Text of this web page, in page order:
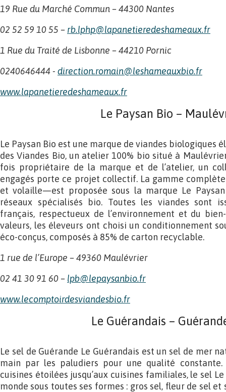
19 Rue du Marché Commun – 44300 Nantes
02 52 59 10 55 – rb.lphp@lapanetieredeshameaux.fr
1 Rue du Traité de Lisbonne – 44210 Pornic
0240646444 - direction.romain@leshameauxbio.fr
www.lapanetieredeshameaux.fr
Le Paysan Bio –
Le Paysan Bio est une marque de viandes biologiques
des Viandes Bio, un atelier 100% bio situé à
fois propriétaire de la marque et de l’atelier, un
engagés porte ce projet collectif. La gamme
et volaille—est proposée sous la marque Le
réseaux spécialisés bio. Toutes les viandes sont
français, respectueux de l’environnement et du
valeurs, les éleveurs ont choisi un conditionnement
éco-conçus, composés à 85% de carton recyclable.
1 rue de l’Europe – 49360 Maulévrier
02 41 30 91 60 – lpb@lepaysanbio.fr
www.lecomptoirdesviandesbio.fr
Le Guérandais –
Le sel de Guérande Le Guérandais est un sel de mer
main par les paludiers pour une qualité
cuisines étoilées jusqu’aux cuisines familiales, le sel
monde sous toutes ses formes : gros sel, fleur de sel et